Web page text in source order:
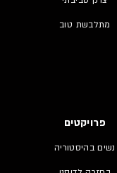
מתלבשת טוב
פרויקטים
נשים בהיסטוריה